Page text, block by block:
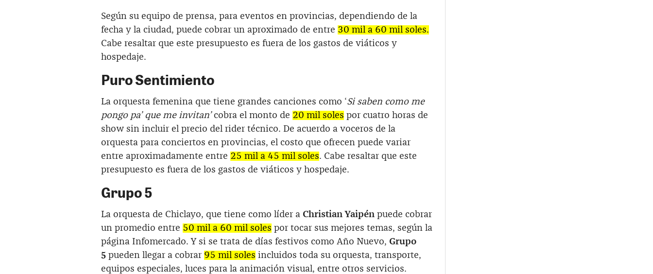
Según su equipo de prensa, para eventos en provincias, dependiendo de la
fecha y la ciudad, puede cobrar un aproximado de entre 30 mil a 60 mil soles.
Cabe resaltar que este presupuesto es fuera de los gastos de viáticos y
hospedaje.
Puro Sentimiento
La orquesta femenina que tiene grandes canciones como ‘Si saben como me
pongo pa’ que me invitan’cobra el monto de 20 mil soles por cuatro horas de
show sin incluir el precio del rider técnico. De acuerdo a voceros de la
orquesta para conciertos en provincias, el costo que ofrecen puede variar
entre aproximadamente entre 25 mil a 45 mil soles. Cabe resaltar que este
presupuesto es fuera de los gastos de viáticos y hospedaje.
Grupo 5
La orquesta de Chiclayo, que tiene como líder a Christian Yaipén puede cobrar
un promedio entre 50 mil a 60 mil soles por tocar sus mejores temas, según la
página Infomercado. Y si se trata de días festivos como Año Nuevo, Grupo
5 pueden llegar a cobrar 95 mil soles incluidos toda su orquesta, transporte,
equipos especiales, luces para la animación visual, entre otros servicios.